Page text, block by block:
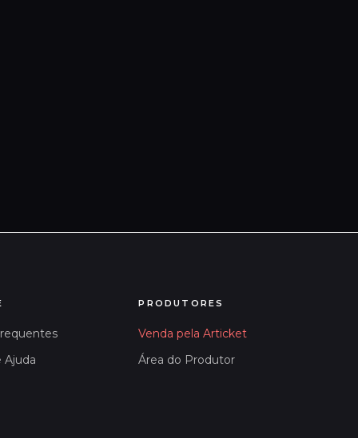
Ajuda
PRODUTORES
Venda pela Articket
Área do Produtor